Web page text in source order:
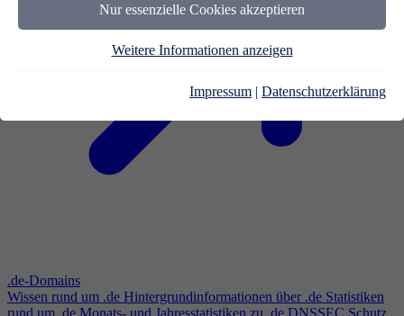
Nur essenzielle Cookies akzeptieren
Weitere Informationen anzeigen
Impressum | Datenschutzerklärung
.de-Domains
Wissen rund um .de Hintergrundinformationen über .de Statistiken